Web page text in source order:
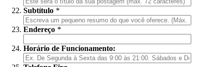
Subtítulo *
Endereço *
Horário de Funcionamento: